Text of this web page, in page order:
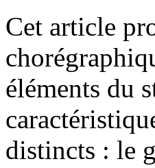
Cet article
éléments du
distincts : le